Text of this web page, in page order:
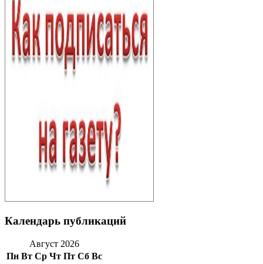
Календарь публикаций
Август 2026
Пн Вт Ср Чт Пт Сб Вс